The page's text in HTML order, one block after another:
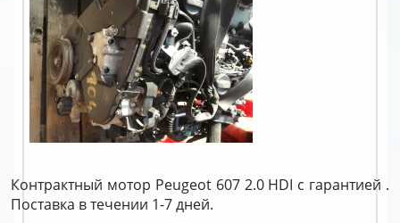
Контрактный мотор Peugeot 607 2.0 HDI c гарантией .
Поставка в течении 1-7 дней.